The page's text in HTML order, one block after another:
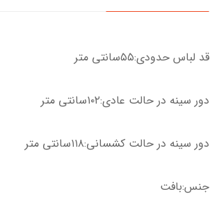
قد لباس حدودی:۵۵سانتی متر
دور سینه در حالت عادی:۱۰۲سانتی متر
دور سینه در حالت کشسانی:۱۱۸سانتی متر
جنس:بافت